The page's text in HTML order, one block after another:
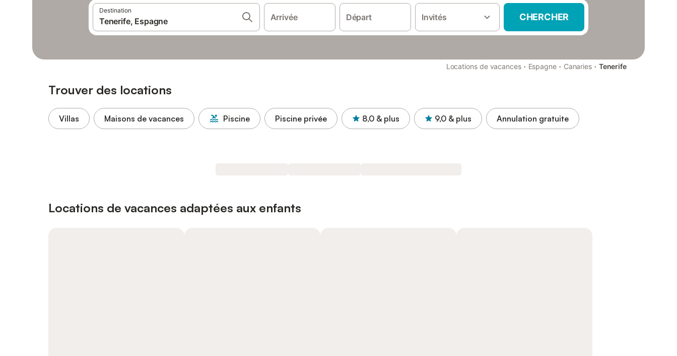
Destination
Arrivée Départ Invités CHERCHER
Locations de vacances · Espagne · Canaries · Tenerife
Trouver des locations
Villas Maisons de vacances Piscine Piscine privée 8,0 & plus 9,0 & plus Annulation gratuite
Locations de vacances adaptées aux enfants